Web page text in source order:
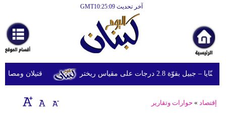
آخر تحديث GMT10:25:09
أخبارعاجلة
رياضة
ثقافة
إقتصاد
قتيلان ومصابون جراء 14 غارة إسرائيلية على شرق 2.8 درجات على مقياس ريختر
إقتصاد » حوارات وتقارير